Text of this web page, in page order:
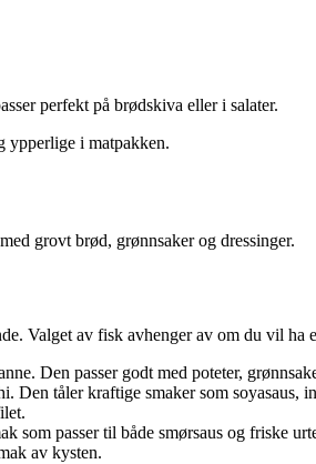
perfekt på brødskiva eller i salater.
ypperlige i matpakken.
grovt brød, grønnsaker og dressinger.
Valget av fisk avhenger av om du vil ha
Den passer godt med poteter,
Den tåler kraftige smaker som soyasaus,
som passer til både smørsaus og friske
av kysten.